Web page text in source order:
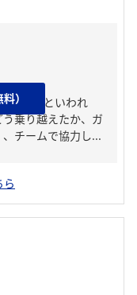
んな人といわれ
乗り越えたか、ガ
チームで協力し...
）